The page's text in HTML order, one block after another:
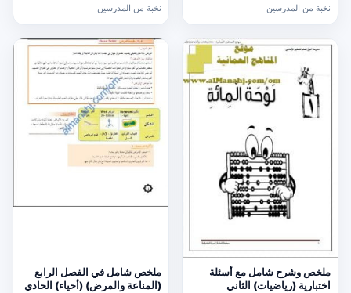
نخبة من المدرسين
نخبة من المدرسين
ملخص وشرح شامل مع أسئلة
اختبارية (رياضيات) الثاني
ملخص شامل في الفصل الرابع
(المناعة والمرض) (أحياء) الحادي